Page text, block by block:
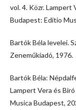
vol. 4. Közr. Lampert
Budapest: Editio
Bartók Béla levelei.
Zeneműkiadó, 1976.
Bartók Béla:
Lampert Vera és
Musica Budapest,